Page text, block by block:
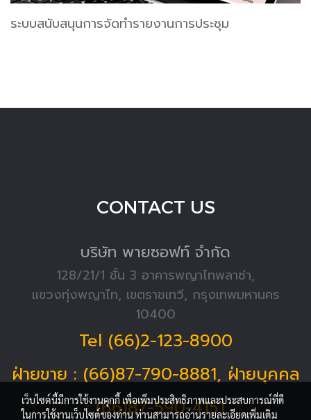
ระบบสนับสนุนการจัดทำรายงานการประชุม
CONTACT US
บริษัท พายซอฟท์ จำกัด
128/21/1 ชั้น 3 อาคารพญาไทพลาซ่า,
แขวงทุ่งพญาไท, เขตราชเทวี, กรุงเทพมหานคร
10400
Tel (66)2-123-8900
ฝ่ายขาย : (66)87-790-8881, ฝ่ายบุคคล
: (66)87-590-4151
เว็บไซต์นี้มีการใช้งานคุกกี้ เพื่อเพิ่มประสิทธิภาพและประสบการณ์ที่ดี
ในการใช้งานเว็บไซต์ของท่าน ท่านสามารถอ่านรายละเอียดเพิ่มเติม